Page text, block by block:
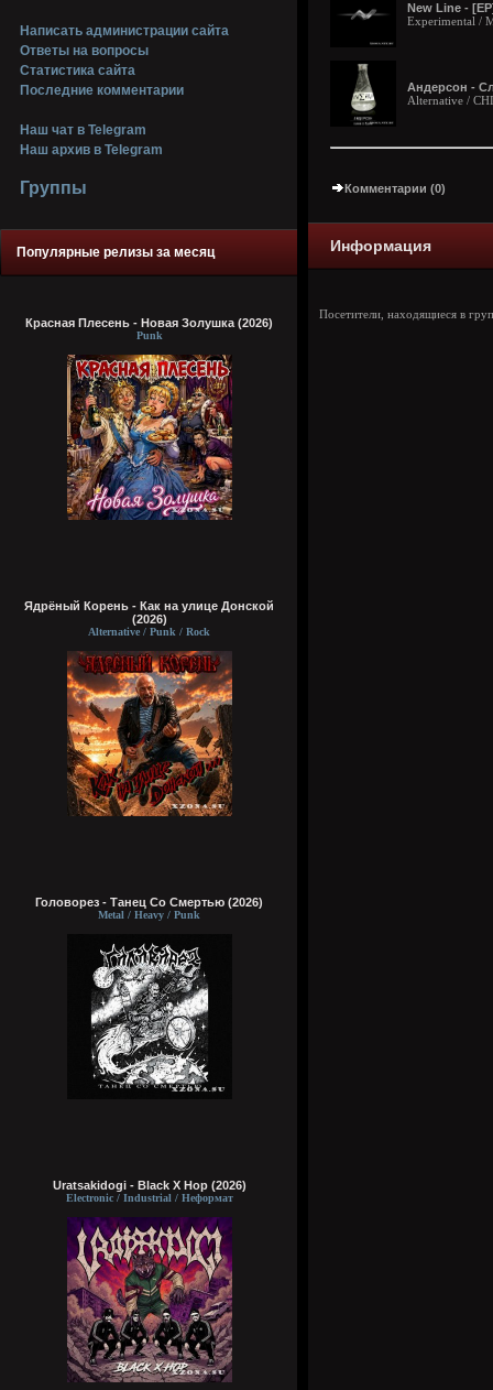
Написать администрации сайта
Ответы на вопросы
Статистика сайта
Последние комментарии
Наш чат в Telegram
Наш архив в Telegram
Группы
Популярные релизы за месяц
Красная Плесень - Новая Золушка (2026)
Punk
Ядрёный Корень - Как на улице Донской
(2026)
Alternative / Punk / Rock
Головорез - Tанец Со Смертью (2026)
Metal / Heavy / Punk
Uratsakidogi - Black X Hop (2026)
Electronic / Industrial / Неформат
New Line -
Experimental /
Андерсон -
Alternative /
Комментарии (0)
Информация
Посетители, находящиеся в